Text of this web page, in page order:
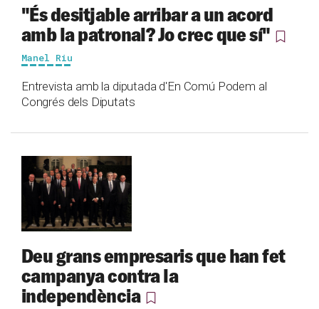
"És desitjable arribar a un acord
amb la patronal? Jo crec que sí"
Manel Riu
Entrevista amb la diputada d'En Comú Podem al
Congrés dels Diputats
Deu grans empresaris que han fet
campanya contra la
independència